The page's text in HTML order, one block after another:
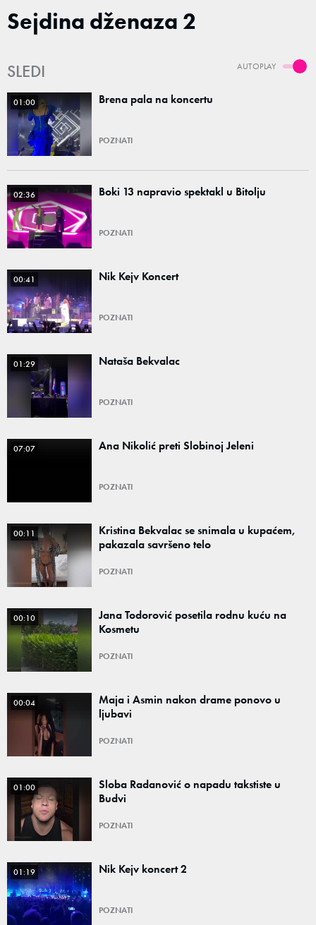
Sejdina dženaza 2
AUTOPLAY
SLEDI
01:00 Brena pala na koncertu
POZNATI
02:36 Boki 13 napravio spektakl u Bitolju
POZNATI
00:41 Nik Kejv Koncert
POZNATI
01:29 Nataša Bekvalac
POZNATI
07:07 Ana Nikolić preti Slobinoj Jeleni
POZNATI
00:11
Kristina Bekvalac se snimala u kupaćem,
pakazala savršeno telo
POZNATI
00:10
Jana Todorović posetila rodnu kuću na
Kosmetu
POZNATI
00:04
Maja i Asmin nakon drame ponovo u
ljubavi
POZNATI
01:00
Sloba Radanović o napadu takstiste u
Budvi
POZNATI
01:19 Nik Kejv koncert 2
POZNATI